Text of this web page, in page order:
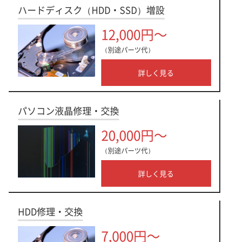
ハードディスク（HDD・SSD）増設
12,000円～
（別途パーツ代）
詳しく見る
パソコン液晶修理・交換
20,000円～
（別途パーツ代）
詳しく見る
HDD修理・交換
7,000円～